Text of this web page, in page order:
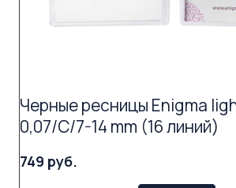
Черные ресницы Enigma
0,07/C/7-14 mm (16 линий)
749 руб.